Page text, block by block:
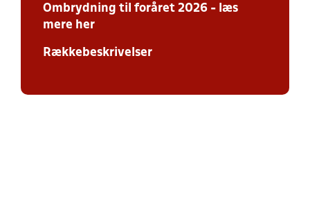
Ombrydning til foråret 2026 - læs
mere her
Rækkebeskrivelser